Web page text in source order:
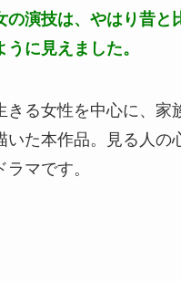
の演技は、やはり昔と
に見えました。
きる女性を中心に、家
いた本作品。見る人の
マです。